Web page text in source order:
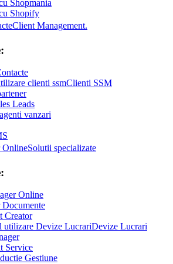
Shopmania
Shopify
Client Management.
Clienti SSM
Leads
vanzari
Solutii specializate
Online
Documente
Creator
Devize Lucrari
Service
Gestiune